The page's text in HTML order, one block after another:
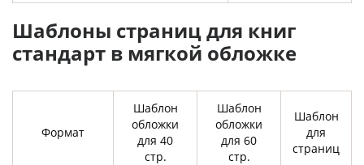
Шаблоны страниц для книг
стандарт в мягкой обложке
Формат
Шаблон
обложки
для 40
стр.
Шаблон
обложки
для 60
стр.
Шаблон
для
страниц